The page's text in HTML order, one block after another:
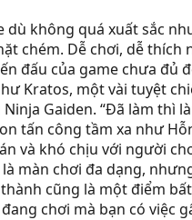
không quá xuất sắc
chém. Dễ chơi, dễ
đấu của game chưa
Kratos, một vài tuyệt
Gaiden. “Đã làm thì
tấn công tầm xa như
và khó chịu với người
màn chơi đa dạng,
cũng là một điểm
chơi mà bạn có việc